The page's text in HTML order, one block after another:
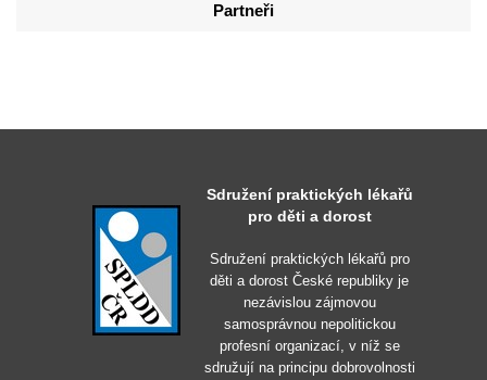
Partneři
Sdružení praktických lékařů
pro děti a dorost
Sdružení praktických lékařů pro
děti a dorost České republiky je
nezávislou zájmovou
samosprávnou nepolitickou
profesní organizací, v níž se
sdružují na principu dobrovolnosti